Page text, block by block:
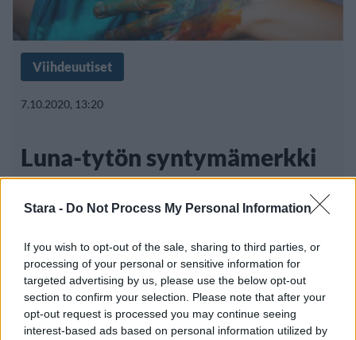
Stara - Do Not Process My Personal Information
If you wish to opt-out of the sale, sharing to third parties, or
processing of your personal or sensitive information for
targeted advertising by us, please use the below opt-out
section to confirm your selection. Please note that after your
opt-out request is processed you may continue seeing
interest-based ads based on personal information utilized by
Viihdeuutiset
7.10.2020, 13:20
Luna-tytön syntymämerkki
Luna Fenner syntyi suuren syntymämerkin
kanssa. Syntymämerkki peittää suuren osan